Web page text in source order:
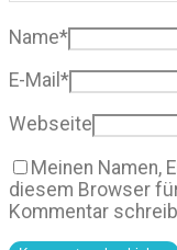
Name*
E-Mail *
Webseite
Meinen Namen,
diesem Browser
Kommentar